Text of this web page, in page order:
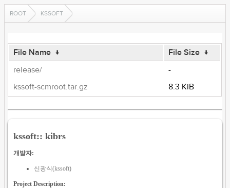
ROOT KSSOFT
File Name ↓ File Size ↓
release/
-
kssoft-scmroot.tar.gz
8.3 KiB
kssoft:: kibrs
개발자:
신광식(kssoft)
Project Description: